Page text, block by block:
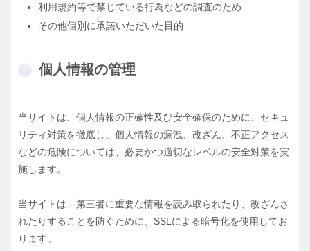
利用規約等で禁じている行為などの調査のため
その他個別に承諾いただいた目的
個人情報の管理
当サイトは、個人情報の正確性及び安全確保のために、セキュ
リティ対策を徹底し、個人情報の漏洩、改ざん、不正アクセス
などの危険については、必要かつ適切なレベルの安全対策を実
施します。
当サイトは、第三者に重要な情報を読み取られたり、改ざんさ
れたりすることを防ぐために、SSLによる暗号化を使用してお
ります。